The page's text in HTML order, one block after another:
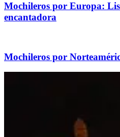
Mochileros por Europa:
encantadora
Mochileros por